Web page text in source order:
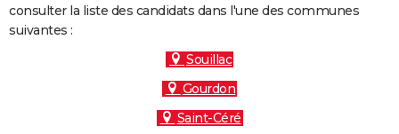
FORUM
consulter la liste des candidats dans l'une des communes
suivantes :
Souillac
Gourdon
Saint-Céré